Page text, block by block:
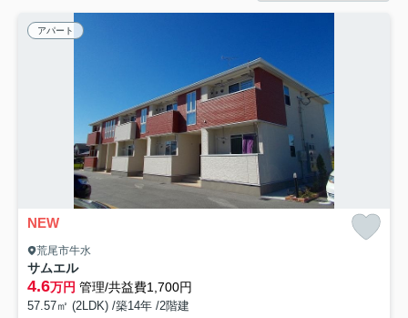
アパート
NEW
荒尾市牛水
サムエル
4.6万円 管理/共益費1,700円
57.57㎡ (2LDK) /築14年 /2階建